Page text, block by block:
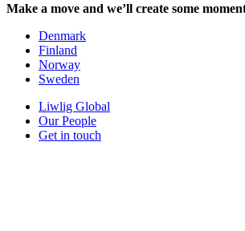
Make a move and we’ll create some
Denmark
Finland
Norway
Sweden
Liwlig Global
Our People
Get in touch